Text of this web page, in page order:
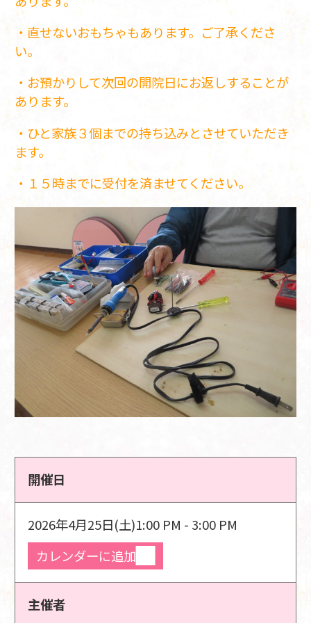
・直せないおもちゃもあります。ご了承くださ
い。
・お預かりして次回の開院日にお返しすることが
あります。
・ひと家族３個までの持ち込みとさせていただき
ます。
・１５時までに受付を済ませてください。
開催日
2026年4月25日(土)1:00 PM - 3:00 PM
カレンダーに追加
主催者